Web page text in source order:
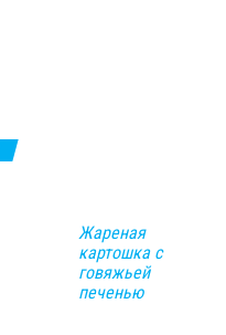
Жареная
картошка с
говяжьей
печенью